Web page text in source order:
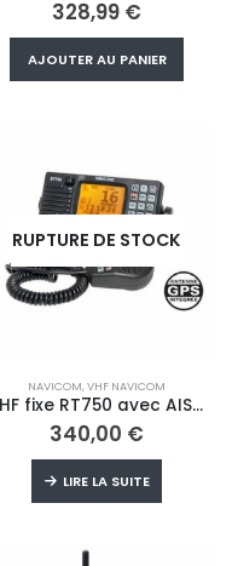
328,99 €
AJOUTER AU PANIER
RUPTURE DE STOCK
NAVICOM,VHF NAVICOM
VHF fixe RT750 avec AIS et antenne GPS intégrée
340,00 €
LIRE LA SUITE